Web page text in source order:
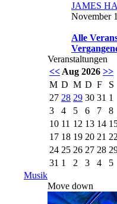
JAMES
November
Alle
Veranstaltungen
<< Aug 2026 >>
M D M D F S
27 28 29 30 31 1
3
4 5 6 7 8
10 11 12 13 14
17 18 19 20 21 22
24 25 26 27 28
31 1 2 3 4 5
Musik
Move down